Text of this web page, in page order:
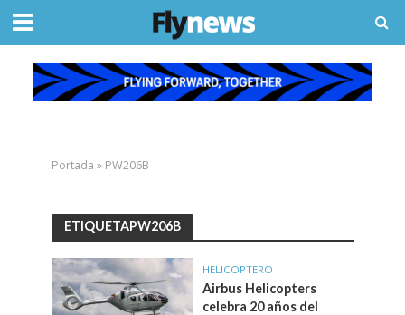
Portada » PW206B
ETIQUETAPW206B
HELICOPTERO
Airbus Helicopters
celebra 20 años del